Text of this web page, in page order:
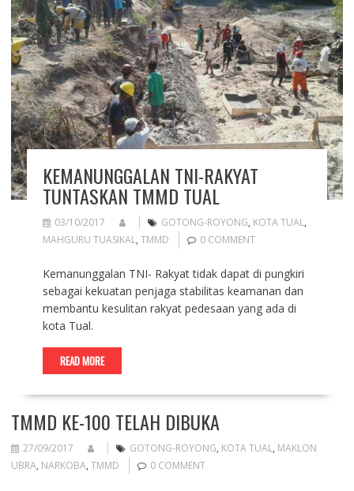
KEMANUNGGALAN TNI-RAKYAT
TUNTASKAN TMMD TUAL
03/10/2017 GOTONG-ROYONG, KOTA TUAL,
MAHGURU TUASIKAL, TMMD 0 COMMENT
Kemanunggalan TNI- Rakyat tidak dapat di pungkiri
sebagai kekuatan penjaga stabilitas keamanan dan
membantu kesulitan rakyat pedesaan yang ada di
kota Tual.
READ MORE
​TMMD KE-100 TELAH DIBUKA
27/09/2017 GOTONG-ROYONG, KOTA TUAL, MAKLON
UBRA, NARKOBA, TMMD 0 COMMENT